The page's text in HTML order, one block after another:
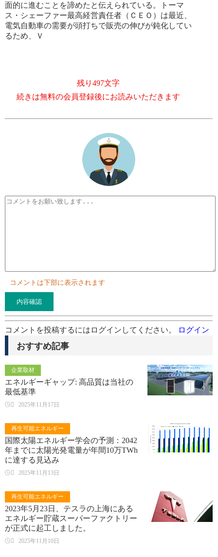
面的に進むことを諦めたと伝えられている。トーマ
ス・シェーファー最高経営責任者（ＣＥＯ）は最近、
電気自動車の需要が頭打ちで販売の伸びが鈍化してい
るため、Ｖ
残り497文字
続きは無料の会員登録後にお読みいただきます
コメントは下部に表示されます
コメントを投稿するにはログインしてください。 ログイン
おすすめ記事
企業取材
エネルギーギャップ: 高品質は当社の
最低基準
 2025年11月17日
再生可能エネルギー
国際太陽エネルギー学会の予測：2042
年までに太陽光発電量が年間10万TWh
に達する見込み
 2025年11月13日
再生可能エネルギー
2023年5月23日、テスラの上海にある
エネルギー貯蔵スーパーファクトリー
が正式に起工しました。
 2025年11月10日